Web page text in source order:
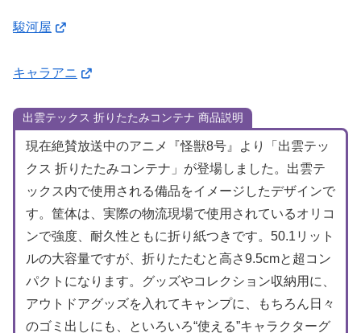
駿河屋
キャラアニ
出雲テックス 折りたたみコンテナ 商品説明
現在絶賛放送中のアニメ『怪獣8号』より「出雲テッ
クス 折りたたみコンテナ」が登場しました。出雲テ
ックス内で使用される備品をイメージしたデザインで
す。筐体は、実際の物流現場で使用されているオリコ
ンで強度、耐久性ともに折り紙つきです。50.1リット
ルの大容量ですが、折りたたむと高さ9.5cmと超コン
パクトになります。グッズやコレクション収納用に、
アウトドアグッズを入れてキャンプに、もちろん日々
のゴミ出しにも、といろいろ“使える”キャラクターグ